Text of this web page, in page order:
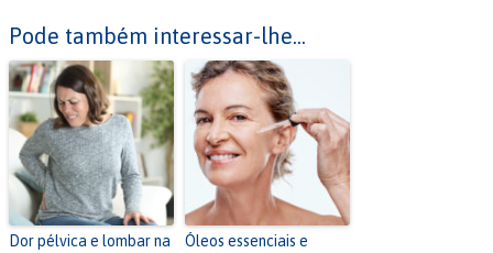
c
e
b
o
o
k
itt
er
er
es
t
at
s
A
p
p
ai
l
tF
ri
e
n
dl
y
ar
Pode também interessar-lhe...
Dor pélvica e lombar na
Óleos essenciais e